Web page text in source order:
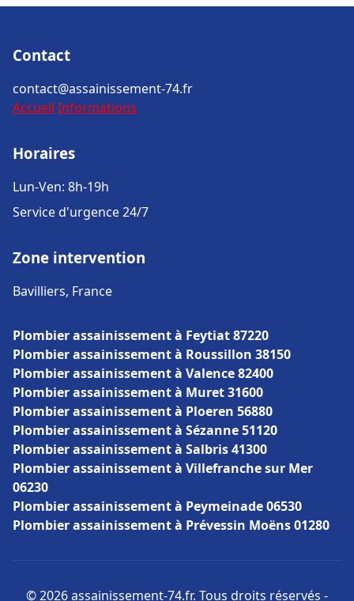
Contact
contact@assainissement-74.fr
Accueil Informations
Horaires
Lun-Ven: 8h-19h
Service d'urgence 24/7
Zone intervention
Bavilliers, France
Plombier assainissement à Feytiat 87220
Plombier assainissement à Roussillon 38150
Plombier assainissement à Valence 82400
Plombier assainissement à Muret 31600
Plombier assainissement à Ploeren 56880
Plombier assainissement à Sézanne 51120
Plombier assainissement à Salbris 41300
Plombier assainissement à Villefranche sur Mer
06230
Plombier assainissement à Peymeinade 06530
Plombier assainissement à Prévessin Moëns 01280
© 2026 assainissement-74.fr. Tous droits réservés -